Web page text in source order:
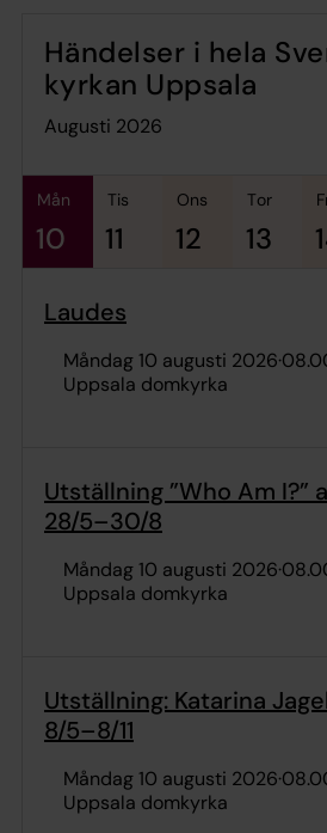
Händelser i hela
kyrkan Uppsala
augusti 2026
mån
10
tis
11
ons
12
tor
13
Laudes
måndag 10 augusti 2026·
Uppsala domkyrka
Utställning ”Who Am I?”
28/5–30/8
måndag 10 augusti 2026·
Uppsala domkyrka
Utställning: Katarina
8/5–8/11
måndag 10 augusti 2026·
Uppsala domkyrka